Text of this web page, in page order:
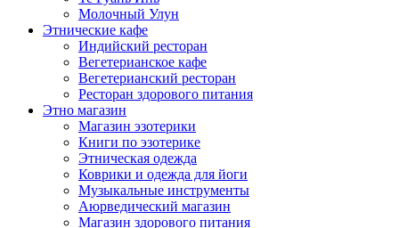
Молочный Улун
Этнические кафе
Индийский ресторан
Вегетерианское кафе
Вегетерианский ресторан
Ресторан здорового питания
Этно магазин
Магазин эзотерики
Книги по эзотерике
Этническая одежда
Коврики и одежда для йоги
Музыкальные инструменты
Аюрведический магазин
Магазин здорового питания